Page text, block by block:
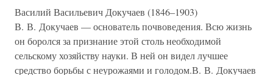
Василий Васильевич Докучаев (1846–1903)
В. В. Докучаев — основатель почвоведения. Всю жизнь
он боролся за признание этой столь необходимой
сельскому хозяйству науки. В ней он видел лучшее
средство борьбы с неурожаями и голодом.В. В. Докучаев